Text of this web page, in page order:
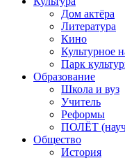
Дом актёра
Литература
Кино
Культурное
Парк
Образование
Школа и вуз
Учитель
Реформы
ПОЛЁТ
Общество
История